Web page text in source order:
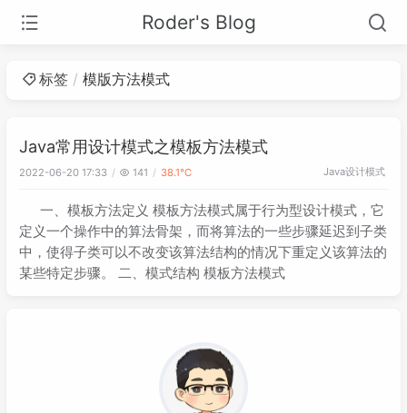
Roder's Blog
标签 模版方法模式
Java常用设计模式之模板方法模式
2022-06-20 17:33 141 38.1℃ Java设计模式
一、模板方法定义 模板方法模式属于行为型设计模式，它
定义一个操作中的算法骨架，而将算法的一些步骤延迟到子类
中，使得子类可以不改变该算法结构的情况下重定义该算法的
某些特定步骤。 二、模式结构 模板方法模式